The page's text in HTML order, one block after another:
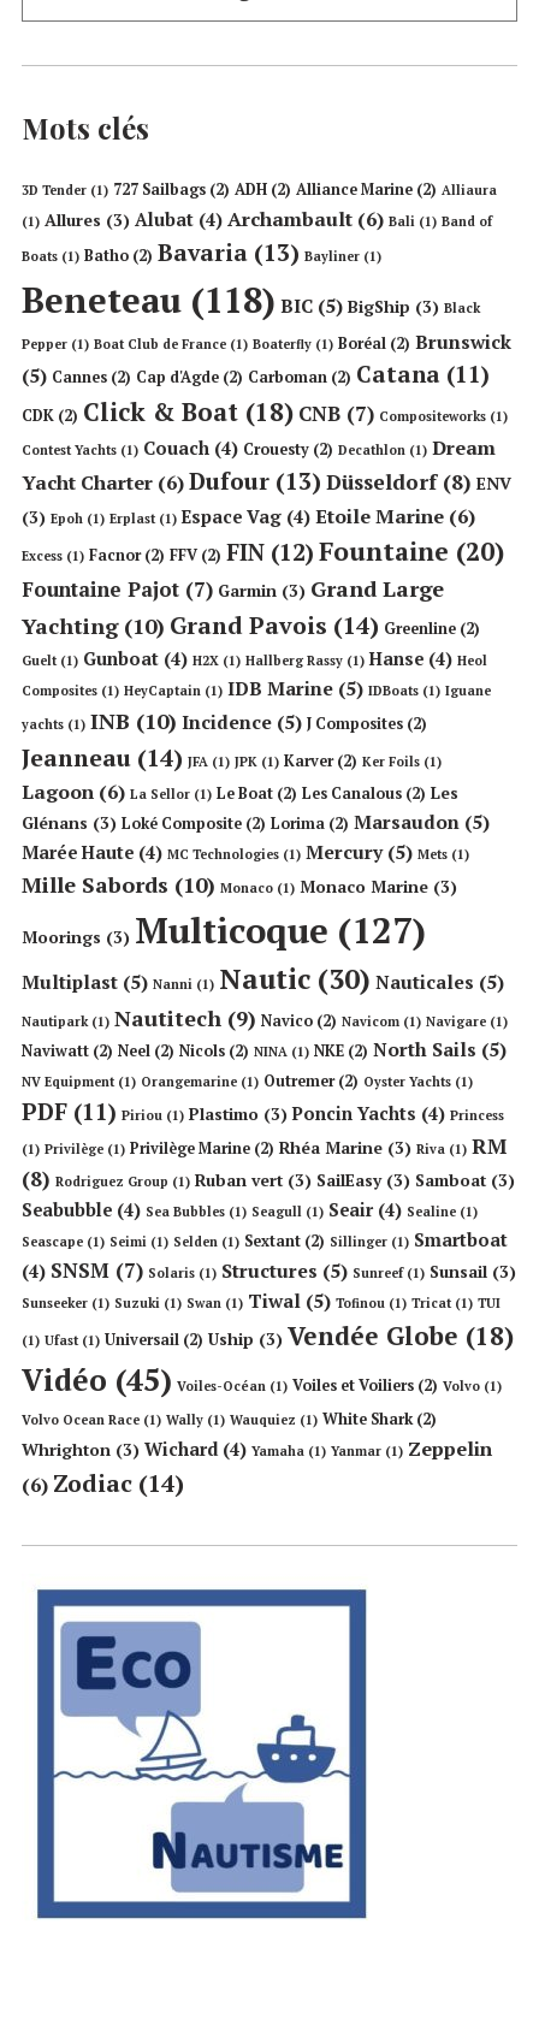
Mots clés
3D Tender (1) 727 Sailbags (2) ADH (2) Alliance Marine (2) Alliaura
(1) Allures (3) Alubat (4) Archambault (6) Bali (1) Band of
Boats (1) Batho (2) Bavaria (13) Bayliner (1)
Beneteau (118) BIC (5) BigShip (3) Black
Pepper (1) Boat Club de France (1) Boaterfly (1) Boréal (2) Brunswick
(5) Cannes (2) Cap d'Agde (2) Carboman (2) Catana (11)
CDK (2) Click & Boat (18) CNB (7) Compositeworks (1)
Contest Yachts (1) Couach (4) Crouesty (2) Decathlon (1) Dream
Yacht Charter (6)Dufour (13) Düsseldorf(8) ENV
(3) Epoh (1) Erplast(1) Espace Vag (4) Etoile Marine (6)
Excess (1) Facnor(2) FFV (2) FIN (12) Fountaine (20)
Fountaine Pajot (7) Garmin (3) Grand Large
Yachting(10) Grand Pavois (14) Greenline (2)
Guelt(1) Gunboat (4) H2X (1) Hallberg Rassy (1) Hanse (4) Heol
Composites (1) HeyCaptain (1) IDB Marine (5) IDBoats (1) Iguane
yachts (1) INB (10) Incidence (5) J Composites (2)
Jeanneau (14) JFA (1) JPK (1) Karver(2) Ker Foils (1)
Lagoon (6) La Sellor (1) Le Boat (2) Les Canalous (2) Les
Glénans (3) Loké Composite (2) Lorima (2) Marsaudon (5)
Marée Haute (4) MC Technologies (1) Mercury(5) Mets (1)
Mille Sabords (10) Monaco (1) Monaco Marine (3)
Moorings (3) Multicoque (127)
Multiplast (5) Nanni (1) Nautic (30) Nauticales (5)
Nautipark(1) Nautitech (9) Navico (2) Navicom (1) Navigare (1)
Naviwatt (2) Neel (2) Nicols (2) NINA (1) NKE (2) North Sails (5)
NV Equipment(1) Orangemarine (1) Outremer(2) Oyster Yachts (1)
PDF (11) Piriou (1) Plastimo (3) Poncin Yachts (4) Princess
(1) Privilège (1) Privilège Marine (2) Rhéa Marine (3) Riva (1) RM
(8) Rodriguez Group (1) Ruban vert (3) SailEasy(3) Samboat (3)
Seabubble (4) Sea Bubbles (1) Seagull (1) Seair(4) Sealine (1)
Seascape (1) Seimi (1) Selden (1) Sextant (2) Sillinger (1) Smartboat
(4) SNSM (7) Solaris (1) Structures (5) Sunreef(1) Sunsail (3)
Sunseeker (1) Suzuki (1) Swan (1) Tiwal (5) Tofinou (1) Tricat(1) TUI
(1) Ufast(1) Universail (2) Uship (3) Vendée Globe (18)
Vidéo (45) Voiles-Océan (1) Voiles et Voiliers (2) Volvo (1)
Volvo Ocean Race (1) Wally (1) Wauquiez (1) White Shark(2)
Whrighton (3) Wichard(4) Yamaha (1) Yanmar (1) Zeppelin
(6) Zodiac (14)